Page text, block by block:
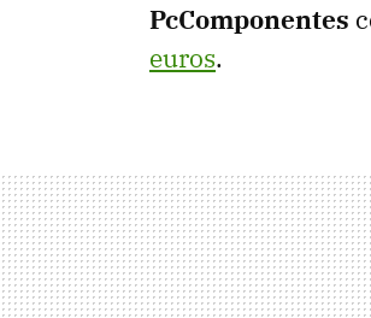
PcComponentes
euros.